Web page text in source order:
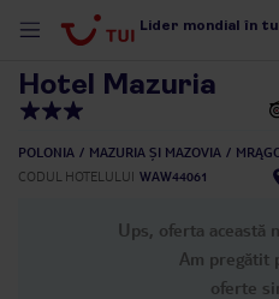
Lider mondial în
Hotel Mazuria
POLONIA MAZURIA ȘI MAZOVIA
CODUL HOTELULUI WAW44061
Ups, oferta această
Am pregătit
oferte